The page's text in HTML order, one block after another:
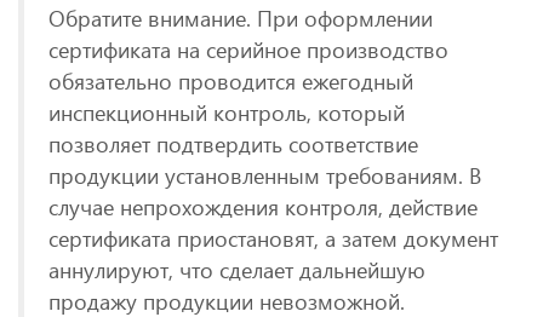
Обратите внимание. При оформлении
сертификата на серийное производство
обязательно проводится ежегодный
инспекционный контроль, который
позволяет подтвердить соответствие
продукции установленным требованиям. В
случае непрохождения контроля, действие
сертификата приостановят, а затем документ
аннулируют, что сделает дальнейшую
продажу продукции невозможной.